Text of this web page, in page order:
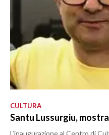
CULTURA
Santu Lussurgiu,
L’inaugurazione al Centro di